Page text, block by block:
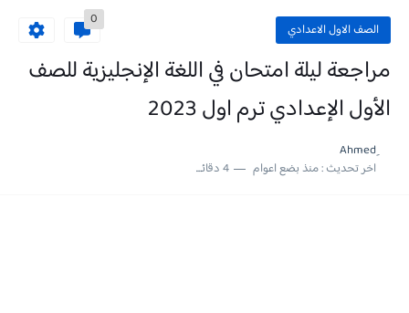
الصف الاول الاعدادي
0
مراجعة ليلة امتحان في اللغة الإنجليزية للصف
الأول الإعدادي ترم اول 2023
ِAhmed
اخر تحديث :منذ بضع اعوام 4 دقائق للقراءة